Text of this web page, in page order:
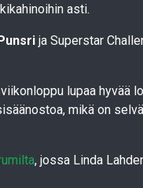
asti.
ja Superstar
lupaa hyvää
mikä on
, jossa Linda